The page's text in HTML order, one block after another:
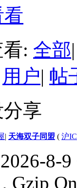
看
: 全部|
用户| 帖
享
| 天海双子同盟 ( 沪
8-9
Gzip